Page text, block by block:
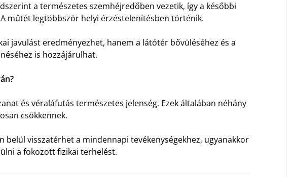
a természetes szemhéjredőben vezetik, így a későbbi
műtét legtöbbször helyi érzéstelenítésben történik.
javulást eredményezhet, hanem a látótér bővüléséhez és a
is hozzájárulhat.
és véraláfutás természetes jelenség. Ezek általában néhány
csökkennek.
belül visszatérhet a mindennapi tevékenységekhez, ugyanakkor
a fokozott fizikai terhelést.